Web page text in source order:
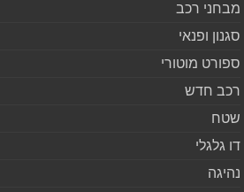
רכב
ופנאי
מוטורי
חדש
גלגלי